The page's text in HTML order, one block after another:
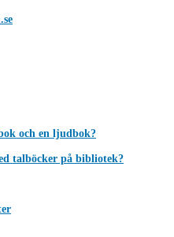
och en ljudbok?
talböcker på bibliotek?